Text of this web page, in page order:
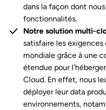
dans la façon dont
fonctionnalités.
Notre solution multi-
satisfaire les exigences
mondiale grâce à une
étendue pour
Cloud. En effet, nous
déployer leur data
environnements,